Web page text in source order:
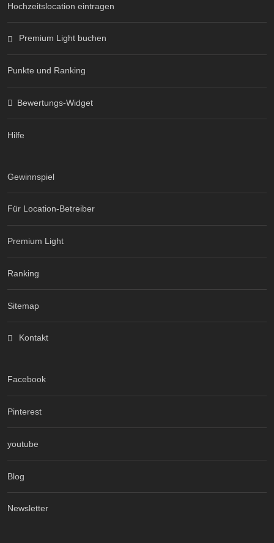
Hochzeitslocation eintragen
Premium Light buchen
Punkte und Ranking
Bewertungs-Widget
Hilfe
Gewinnspiel
Für Location-Betreiber
Premium Light
Ranking
Sitemap
Kontakt
Facebook
Pinterest
youtube
Blog
Newsletter